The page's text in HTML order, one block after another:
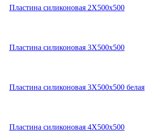
Пластина силиконовая 2Х500х500
Пластина силиконовая 3Х500х500
Пластина силиконовая 3Х500х500 белая
Пластина силиконовая 4Х500х500